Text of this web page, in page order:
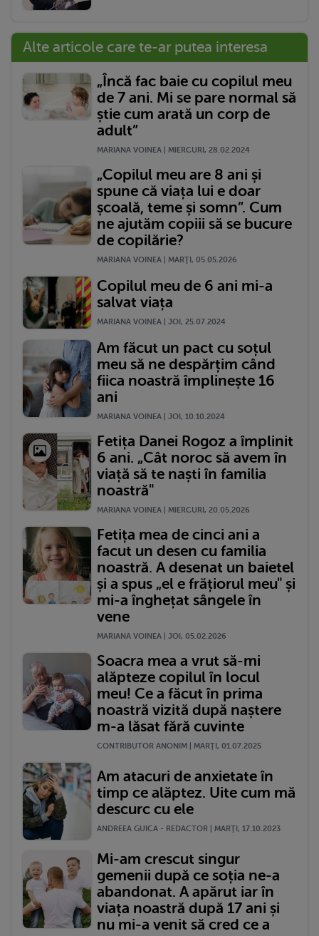
Alte articole care te-ar putea interesa
„Încă fac baie cu copilul meu
de 7 ani. Mi se pare normal să
știe cum arată un corp de
adult”
MARIANA VOINEA | MIERCURI, 28.02.2024
„Copilul meu are 8 ani și
spune că viața lui e doar
școală, teme și somn”. Cum
ne ajutăm copiii să se bucure
de copilărie?
MARIANA VOINEA | MARŢI, 05.05.2026
Copilul meu de 6 ani mi-a
salvat viața
MARIANA VOINEA | JOI, 25.07.2024
Am făcut un pact cu soțul
meu să ne despărțim când
fiica noastră împlinește 16
ani
MARIANA VOINEA | JOI, 10.10.2024
Fetița Danei Rogoz a împlinit
6 ani. „Cât noroc să avem în
viață să te naști în familia
noastră"
MARIANA VOINEA | MIERCURI, 20.05.2026
Fetița mea de cinci ani a
facut un desen cu familia
noastră. A desenat un baietel
și a spus „el e frățiorul meu" și
mi-a înghețat sângele în
vene
MARIANA VOINEA | JOI, 05.02.2026
Soacra mea a vrut să-mi
alăpteze copilul în locul
meu! Ce a făcut în prima
noastră vizită după naștere
m-a lăsat fără cuvinte
CONTRIBUTOR ANONIM | MARŢI, 01.07.2025
Am atacuri de anxietate în
timp ce alăptez. Uite cum mă
descurc cu ele
ANDREEA GUICA - REDACTOR | MARŢI, 17.10.2023
Mi-am crescut singur
gemenii după ce soția ne-a
abandonat. A apărut iar în
viața noastră după 17 ani și
nu mi-a venit să cred ce a